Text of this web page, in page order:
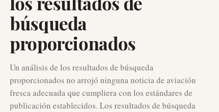
búsqueda
proporcionados
Un análisis de los resultados de búsqueda
proporcionados no arrojó ninguna noticia de aviación
fresca adecuada que cumpliera con los estándares de
publicación establecidos. Los resultados de búsqueda